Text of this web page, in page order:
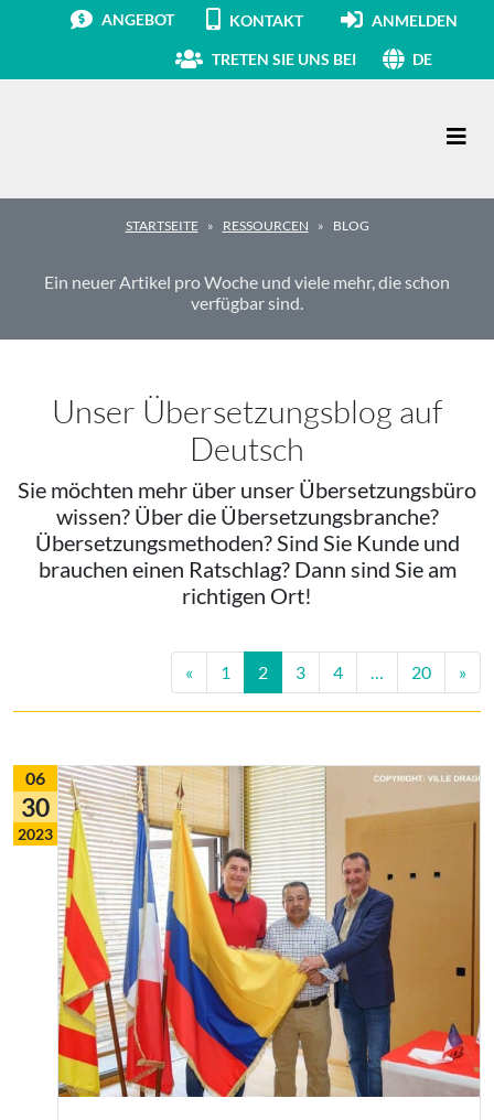
ANGEBOT KONTAKT ANMELDEN
TRETEN SIE UNS BEI DE
STARTSEITE RESSOURCEN BLOG
Ein neuer Artikel pro Woche und viele mehr, die schon
verfügbar sind.
Unser Übersetzungsblog auf
Deutsch
Sie möchten mehr über unser Übersetzungsbüro
wissen? Über die Übersetzungsbranche?
Übersetzungsmethoden? Sind Sie Kunde und
brauchen einen Ratschlag? Dann sind Sie am
richtigen Ort!
Beitrags-Navigation
« 1 2 3 4 20 »
06
30
2023